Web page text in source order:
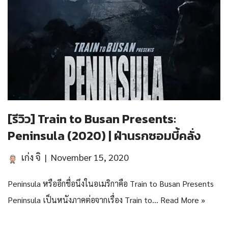
[รีวิว] Train to Busan Presents:
Peninsula (2020) | ฝ่านรกซอมบี้คลั่ง
เก่ง จิ November 15, 2020
Peninsula หรืออีกชื่อนึงในอเมริกาคือ Train to Busan Presents
Peninsula เป็นหนังภาคต่อจากเรื่อง Train to… Read More »